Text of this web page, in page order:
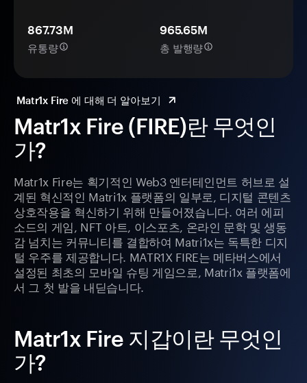
Matr1x Fire (FIRE)란 무엇인
가?
Matr1x Fire는 획기적인 Web3 엔터테인먼트 허브로 설
계된 혁신적인 Matri1x 플랫폼의 일부로, 디지털 콘텐츠
상호작용을 혁신하기 위해 만들어졌습니다. 여러 에피
소드의 게임, NFT 아트, 이스포츠, 온라인 문학 및 생동
감 넘치는 커뮤니티를 결합하여 Matri1x는 독특한 디지
털 우주를 제공합니다. MATR1X FIRE는 메타버스에서
설정된 최초의 모바일 슈팅 게임으로, Matri1x 플랫폼에
서 그 첫 발을 내딛습니다.
Matr1x Fire 지갑이란 무엇인
가?
867.73M
유통량
965.65M
총 발행량
Matr1x Fire 에 대해 더 알아보기